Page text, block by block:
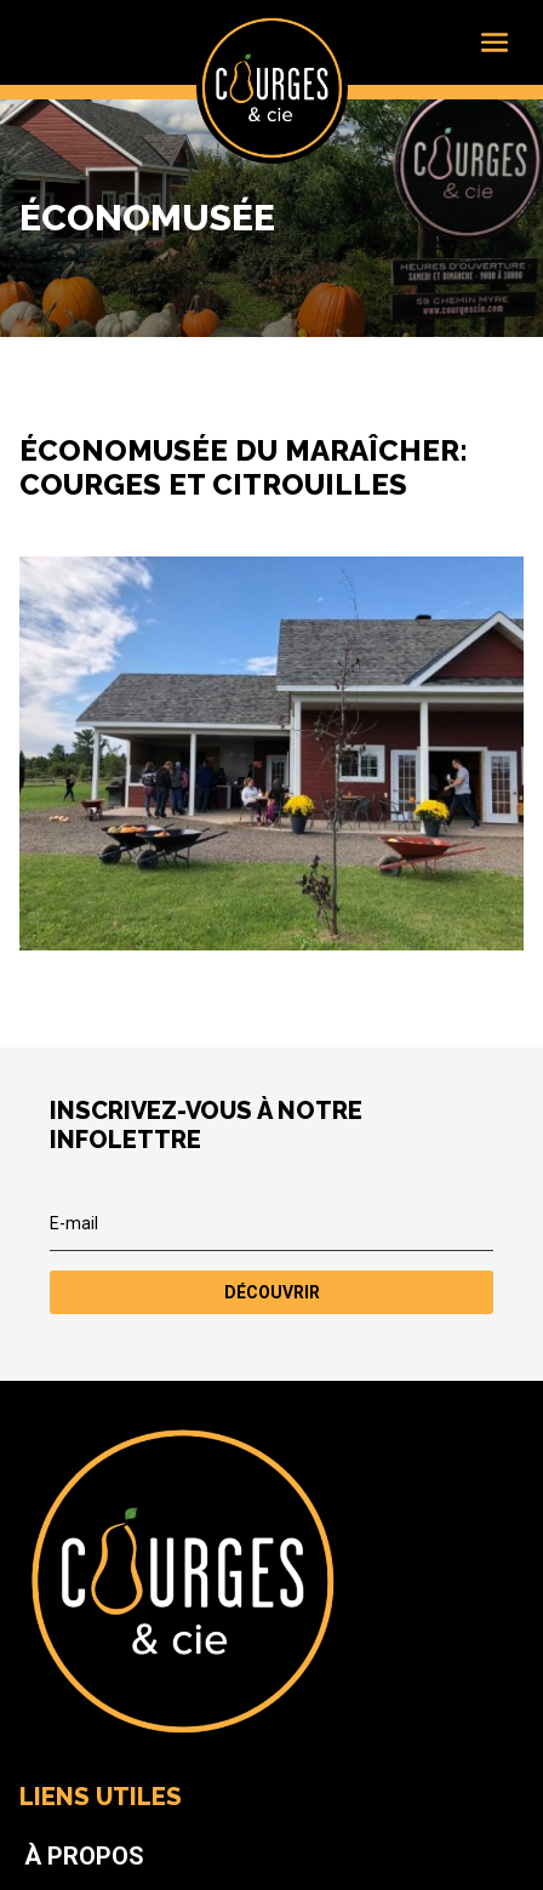
ÉCONOMUSÉE
ÉCONOMUSÉE DU MARAÎCHER:
COURGES ET CITROUILLES
INSCRIVEZ-VOUS À NOTRE
INFOLETTRE
DÉCOUVRIR
LIENS UTILES
À PROPOS